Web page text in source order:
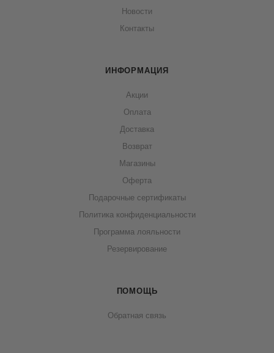
Новости
Контакты
ИНФОРМАЦИЯ
Акции
Оплата
Доставка
Возврат
Магазины
Оферта
Подарочные сертификаты
Политика конфиденциальности
Программа лояльности
Резервирование
ПОМОЩЬ
Обратная связь